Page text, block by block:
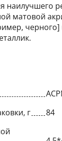
наилучшего
матовой
черного]
г
84